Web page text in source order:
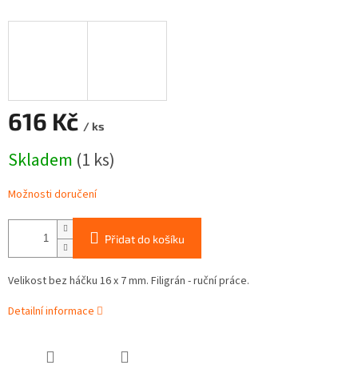
616 Kč / ks
cena:
Skladem (1 ks)
Možnosti doručení
Přidat do košíku
Velikost bez háčku 16 x 7 mm. Filigrán - ruční práce.
Detailní informace